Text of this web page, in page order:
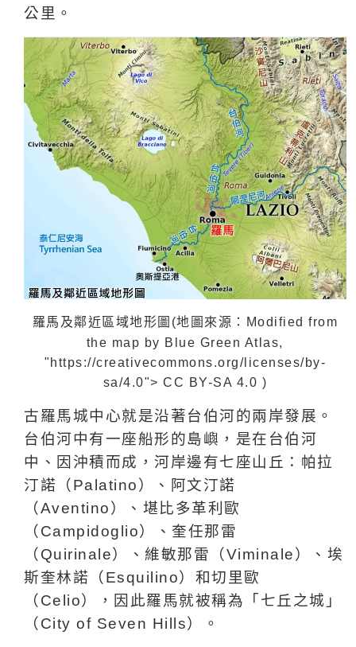
公里。
羅馬及鄰近區域地形 圖 (地圖來源：Modified from
the map by Blue Green Atlas,
"https://creativecommons.org/licenses/by-
sa/4.0"> CC BY-SA 4.0 )
古羅馬城中心就是沿著台伯河的兩岸發展。
台伯河中有一座船形的島嶼，是在台伯河
中、因沖積而成，河岸邊有七座山丘：帕拉
汀諾（ Palatino ）、阿文汀諾
（Aventino ）、堪比多革利歐
（ Campidoglio）、奎任那雷
（ Quirinale）、維敏那雷（Viminale ）、埃
斯奎林諾（ Esquilino）和切里歐
（ Celio），因此羅馬就被稱為「七丘之城」
（ City of Seven Hills）。